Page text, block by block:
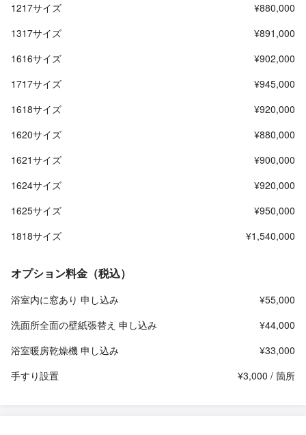
1217サイズ
¥880,000
1317サイズ
¥891,000
1616サイズ
¥902,000
1717サイズ
¥945,000
1618サイズ
¥920,000
1620サイズ
¥880,000
1621サイズ
¥900,000
1624サイズ
¥920,000
1625サイズ
¥950,000
1818サイズ
¥1,540,000
オプション料金（税込）
浴室内に窓あり 申し込み
¥55,000
洗面所全面の壁紙張替え 申し込み
¥44,000
浴室暖房乾燥機 申し込み
¥33,000
手すり設置
¥3,000 / 箇所